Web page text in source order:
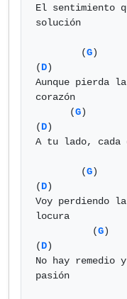
El sentimiento
solución
        (
G)
(D)
Aunque pierda
corazón
      (
G)
(D)
A tu lado,
        (
G)
(D)
Voy perdiendo
locura
          (
G)
(D)
No hay remedio
pasión